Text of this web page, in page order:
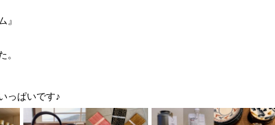
』
。
っぱいです♪